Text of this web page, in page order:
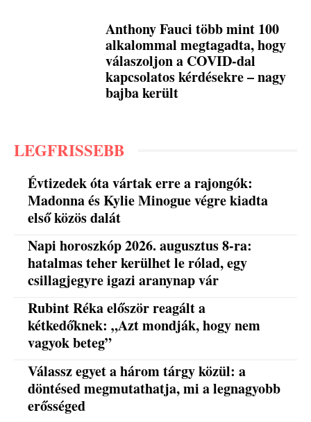
Anthony Fauci több mint 100
alkalommal megtagadta, hogy
válaszoljon a COVID-dal
kapcsolatos kérdésekre – nagy
bajba került
LEGFRISSEBB
Évtizedek óta vártak erre a rajongók:
Madonna és Kylie Minogue végre kiadta
első közös dalát
Napi horoszkóp 2026. augusztus 8-ra:
hatalmas teher kerülhet le rólad, egy
csillagjegyre igazi aranynap vár
Rubint Réka először reagált a
kétkedőknek: „Azt mondják, hogy nem
vagyok beteg”
Válassz egyet a három tárgy közül: a
döntésed megmutathatja, mi a legnagyobb
erősséged